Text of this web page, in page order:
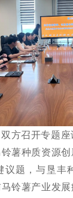
方召开专题
薯种质资源
议题，与垦丰
铃薯产业发